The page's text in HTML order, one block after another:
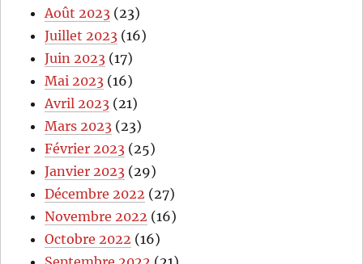
Août 2023 (23)
Juillet 2023 (16)
Juin 2023 (17)
Mai 2023 (16)
Avril 2023 (21)
Mars 2023 (23)
Février 2023 (25)
Janvier 2023 (29)
Décembre 2022 (27)
Novembre 2022 (16)
Octobre 2022 (16)